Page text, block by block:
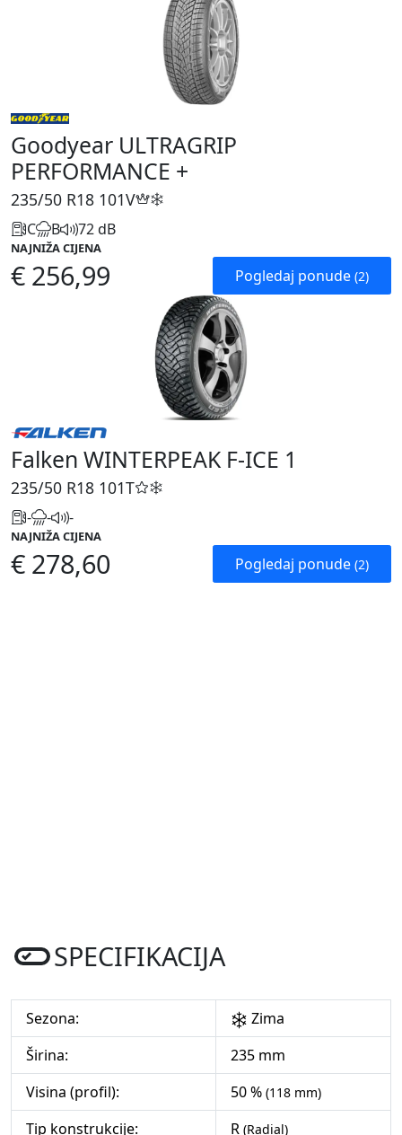
Goodyear ULTRAGRIP
PERFORMANCE +
235/50 R18 101V
C B 72 dB
NAJNIŽA CIJENA
€ 256,99 Pogledaj ponude (2)
Falken WINTERPEAK F-ICE 1
235/50 R18 101T
- - -
NAJNIŽA CIJENA
€ 278,60 Pogledaj ponude (2)
SPECIFIKACIJA
Sezona:
Zima
Širina:
235 mm
Visina (profil):
50 % (118 mm)
Tip konstrukcije: R (Radial)